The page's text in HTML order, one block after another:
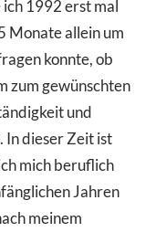
1992 erst mal
Monate allein um
konnte, ob
zum gewünschten
und
dieser Zeit ist
mich beruflich
Jahren
meinem